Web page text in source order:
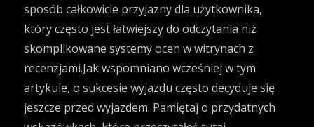
sposób całkowicie przyjazny dla użytkownika,
który często jest łatwiejszy do odczytania niż
skomplikowane systemy ocen w witrynach z
recenzjami.Jak wspomniano wcześniej w tym
artykule, o sukcesie wyjazdu często decyduje się
jeszcze przed wyjazdem. Pamiętaj o przydatnych